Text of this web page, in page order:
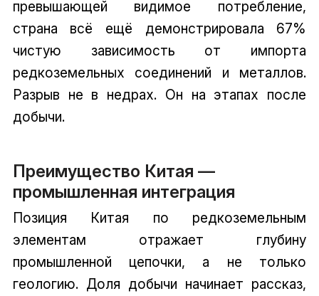
превышающей видимое потребление,
страна всё ещё демонстрировала 67%
чистую зависимость от импорта
редкоземельных соединений и металлов.
Разрыв не в недрах. Он на этапах после
добычи.
Преимущество Китая —
промышленная интеграция
Позиция Китая по редкоземельным
элементам отражает глубину
промышленной цепочки, а не только
геологию. Доля добычи начинает рассказ,